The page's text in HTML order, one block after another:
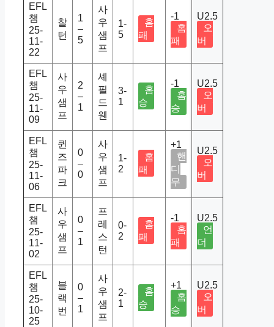
EFL
챔
25-
11-
22
찰
턴
1
–
5
사
우
샘
프
1-
5
홈
패
-1
홈
패
U2.5
오
버
EFL
챔
25-
11-
09
사
우
샘
프
2
–
1
셰
필
드
웬
3-
1
홈
승
-1
홈
승
U2.5
오
버
EFL
챔
25-
11-
06
퀸
즈
파
크
0
–
0
사
우
샘
프
1-
2
홈
패
+1
핸
디
무
U2.5
오
버
EFL
챔
25-
11-
02
사
우
샘
프
0
–
1
프
레
스
턴
0-
2
홈
패
-1
홈
패
U2.5
언
더
EFL
챔
25-
10-
25
블
랙
번
0
–
1
사
우
샘
프
2-
1
홈
승
+1
홈
승
U2.5
오
버